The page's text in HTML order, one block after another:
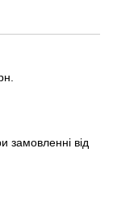
замовленні від